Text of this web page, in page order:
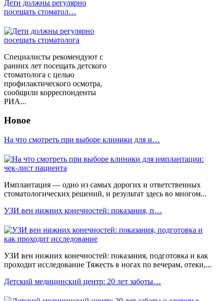
Дети должны регулярно
посещать стоматол…
Специалисты рекомендуют с
ранних лет посещать детского
стоматолога с целью
профилактического осмотра,
сообщили корреспонденты
РИА...
Новое
На что смотреть при выборе клиники для и…
Имплантация — одно из самых дорогих и ответственных
стоматологических решений, и результат здесь во многом...
УЗИ вен нижних конечностей: показания, п…
УЗИ вен нижних конечностей: показания, подготовка и как
проходит исследование Тяжесть в ногах по вечерам, отеки,...
Детский медицинский центр: 20 лет заботы…